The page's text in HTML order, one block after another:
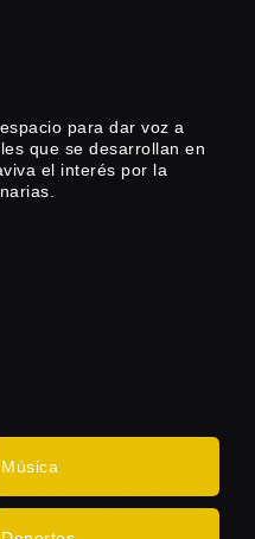
para dar voz a
que se desarrollan en
el interés por la
Música